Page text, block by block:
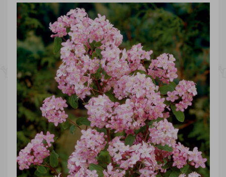
Подбор параметров
Розничная
1 239 1 460.50 1 682 1 903.50 2 125
Сезон
Вид
Дейция (11